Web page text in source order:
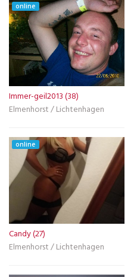
online
Immer-geil2013 (38)
Elmenhorst / Lichtenhagen
online
Candy (27)
Elmenhorst / Lichtenhagen